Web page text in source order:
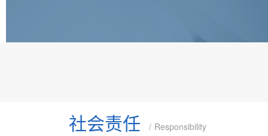
社会责任 Responsibility